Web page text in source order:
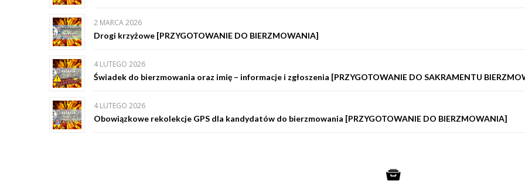
2 MARCA 2026
Drogi krzyżowe [PRZYGOTOWANIE DO BIERZMOWANIA]
4 LUTEGO 2026
Świadek do bierzmowania oraz imię – informacje i zgłoszenia [PRZYGOTOWANIE DO SAKRAMENTU
4 LUTEGO 2026
Obowiązkowe rekolekcje GPS dla kandydatów do bierzmowania [PRZYGOTOWANIE DO BIERZMOWANIA]